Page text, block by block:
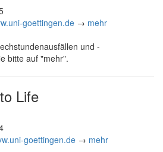
goettingen.de → mehr
und -
bitte auf "mehr".
Life
goettingen.de → mehr